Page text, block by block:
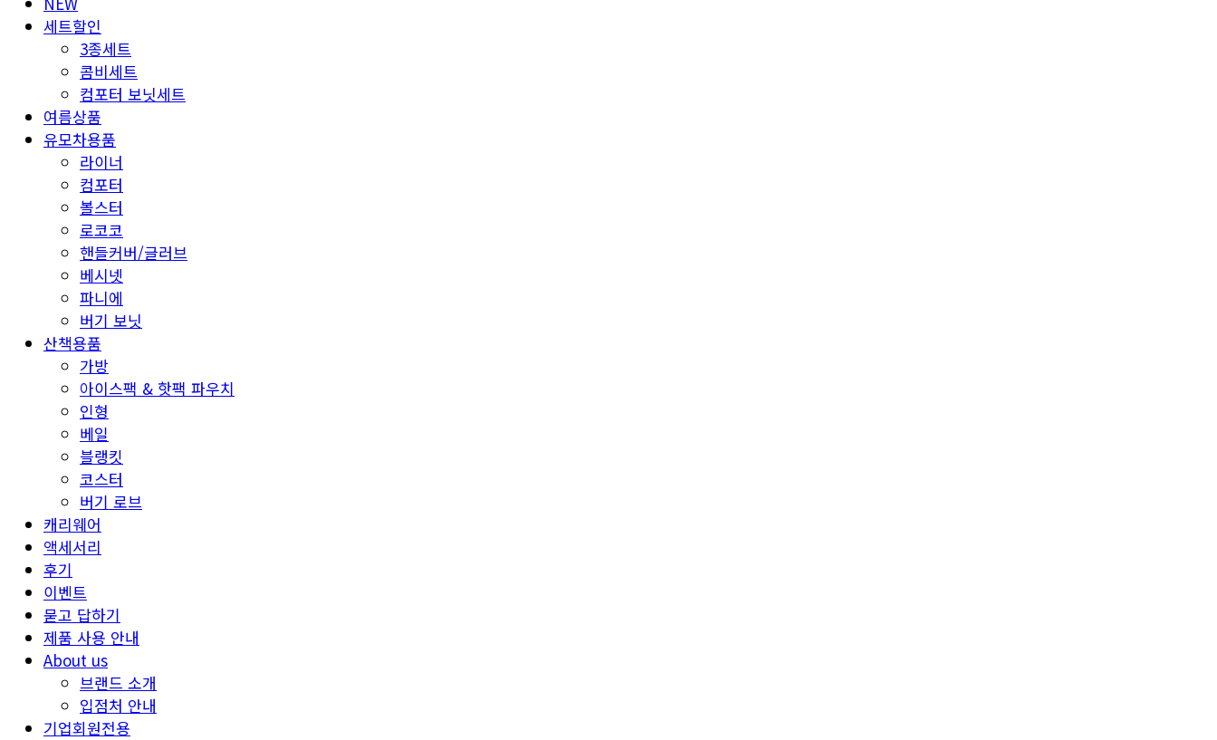
세트할인
3종세트
콤비세트
컴포터 보닛세트
여름상품
유모차용품
라이너
컴포터
볼스터
로코코
핸들커버/글러브
베시넷
파니에
버기 보닛
산책용품
가방
아이스팩 & 핫팩 파우치
인형
베일
블랭킷
코스터
버기 로브
캐리웨어
액세서리
후기
이벤트
묻고 답하기
제품 사용 안내
About us
브랜드 소개
입점처 안내
기업회원전용